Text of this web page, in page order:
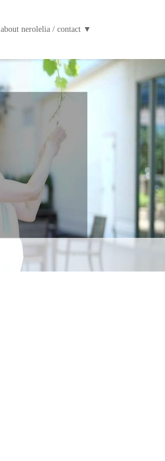
about nerolelia / contact ▼